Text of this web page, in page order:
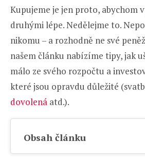
Kupujeme je jen proto, abychom
druhými lépe. Nedělejme to.
nikomu – a rozhodně ne své
našem článku nabízíme tipy, jak
málo ze svého rozpočtu a
které jsou opravdu důležité
dovolená atd.).
Obsah článku